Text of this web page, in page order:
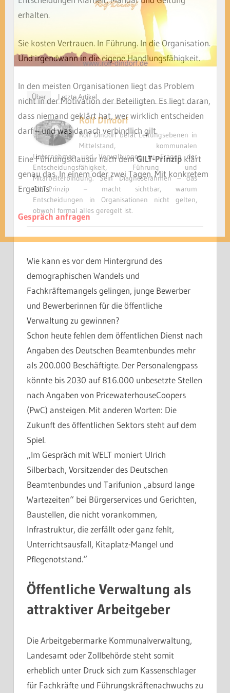
Über Letzte Artikel
Rolf Dindorf
Rolf Dindorf berät Leitungsebenen in
Mittelstand, kommunalen
Unternehmen und Verwaltungen zu Fragen der
Entscheidungsfähigkeit, Führung und
Mitarbeiterbindung. Sein Diagnoserahmen – das
GILT-Prinzip – macht sichtbar, warum
Entscheidungen in Organisationen nicht gelten,
obwohl formal alles geregelt ist.
Wie kann es vor dem Hintergrund des
demographischen Wandels und
Fachkräftemangels gelingen, junge Bewerber
und Bewerberinnen für die öffentliche
Verwaltung zu gewinnen?
Schon heute fehlen dem öffentlichen Dienst nach
Angaben des Deutschen Beamtenbundes mehr
als 200.000 Beschäftigte. Der Personalengpass
könnte bis 2030 auf 816.000 unbesetzte Stellen
nach Angaben von PricewaterhouseCoopers
(PwC) ansteigen. Mit anderen Worten: Die
Zukunft des öffentlichen Sektors steht auf dem
Spiel.
„Im Gespräch mit WELT moniert Ulrich
Silberbach, Vorsitzender des Deutschen
Beamtenbundes und Tarifunion „absurd lange
Wartezeiten“ bei Bürgerservices und Gerichten,
Baustellen, die nicht vorankommen,
Infrastruktur, die zerfällt oder ganz fehlt,
Unterrichtsausfall, Kitaplatz-Mangel und
Pflegenotstand.“
Öffentliche Verwaltung als
attraktiver Arbeitgeber
Die Arbeitgebermarke Kommunalverwaltung,
Landesamt oder Zollbehörde steht somit
erheblich unter Druck sich zum Kassenschlager
für Fachkräfte und Führungskräftenachwuchs zu
erhalten.
Sie kosten Vertrauen. In Führung. In die Organisation.
Und irgendwann in die eigene Handlungsfähigkeit.
In den meisten Organisationen liegt das Problem
nicht in der Motivation der Beteiligten. Es liegt daran,
dass niemand geklärt hat, wer wirklich entscheiden
darf – und was danach verbindlich gilt.
Eine Führungsklausur nach demGILT-Prinzip klärt
genau das. In einem oder zwei Tagen. Mit konkretem
Ergebnis.
Gespräch anfragen